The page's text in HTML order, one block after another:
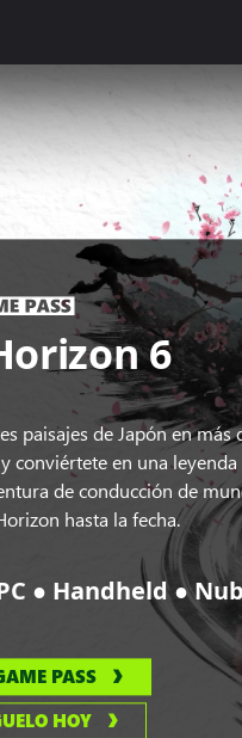
6
paisajes de Japón en más
conviértete en una leyenda
de conducción de
hasta la fecha.
● Handheld●
PASS
HOY